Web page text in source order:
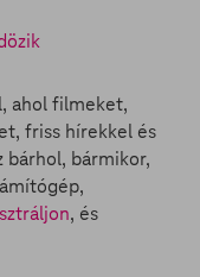
ahol filmeket,
friss hírekkel és
bármikor,
, és